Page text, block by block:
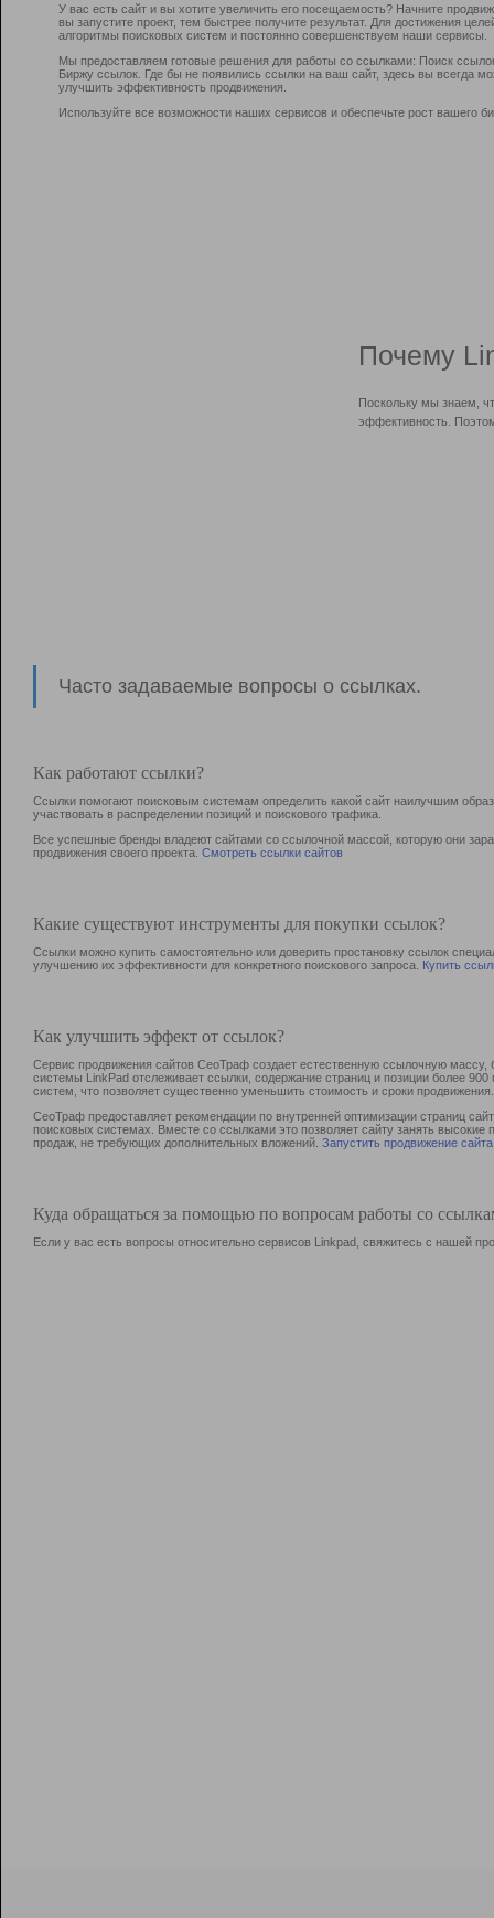
У вас есть сайт и вы хотите увеличить его посещаемость? Начните
вы запустите проект, тем быстрее получите результат. Для достижения
алгоритмы поисковых систем и постоянно совершенствуем наши сервисы.
Мы предоставляем готовые решения для работы со ссылками: Поиск
Биржу ссылок. Где бы не появились ссылки на ваш сайт, здесь вы всегда
улучшить эффективность продвижения.
Используйте все возможности наших сервисов и обеспечьте рост вашего
Почему
Поскольку мы знаем,
эффективность.
Часто задаваемые вопросы о ссылках.
Как работают ссылки?
Ссылки помогают поисковым системам определить какой сайт наилучшим
участвовать в раcпределении позиций и поискового трафика.
Все успешные бренды владеют сайтами со ссылочной массой, которую они
продвижения своего проекта. Смотреть ссылки сайтов
Какие существуют инструменты для покупки ссылок?
Ссылки можно купить самостоятельно или доверить простановку ссылок
улучшению их эффективности для конкретного поискового запроса. Купить
Как улучшить эффект от ссылок?
Сервис продвижения сайтов СеоТраф создает естественную ссылочную
системы LinkPad отслеживает ссылки, содержание страниц и позиции более
систем, что позволяет существенно уменьшить стоимость и сроки продвижения.
СеоТраф предоставляет рекомендации по внутренней оптимизации страниц
поисковых системах. Вместе со ссылками это позволяет сайту занять
продаж, не требующих дополнительных вложений. Запустить продвижение сайта
Куда обращаться за помощью по вопросам работы со
Если у вас есть вопросы относительно сервисов Linkpad, свяжитесь с нашей